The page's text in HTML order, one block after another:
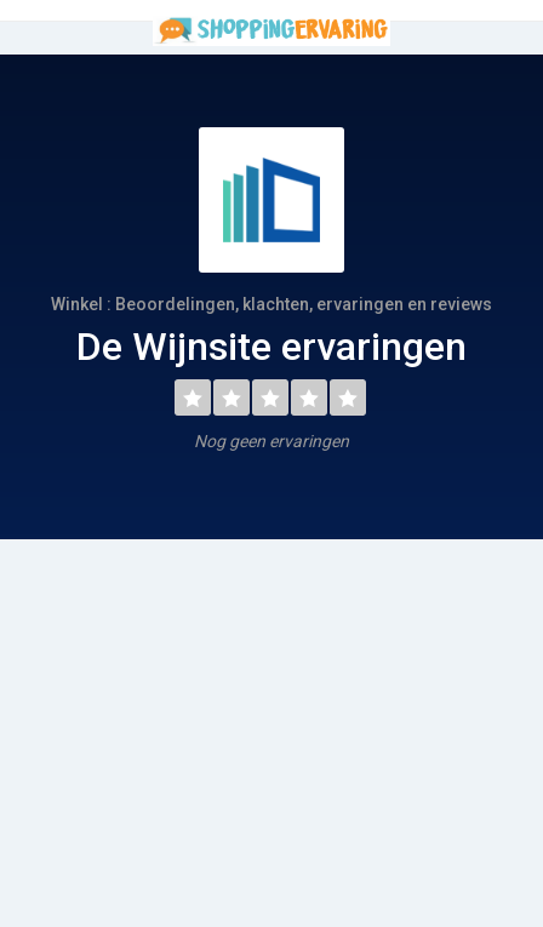
Winkel : Beoordelingen, klachten, ervaringen en reviews
De Wijnsite ervaringen
Nog geen ervaringen